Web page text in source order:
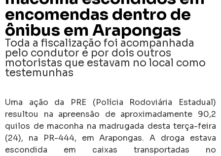
encomendas dentro de
ônibus em Arapongas
Toda a fiscalização foi acompanhada
pelo condutor e por dois outros
motoristas que estavam no local como
testemunhas
Uma ação da PRE (Polícia Rodoviária Estadual)
resultou na apreensão de aproximadamente 90,2
quilos de maconha na madrugada desta terça-feira
(24), na PR-444, em Arapongas. A droga estava
escondida em caixas transportadas no